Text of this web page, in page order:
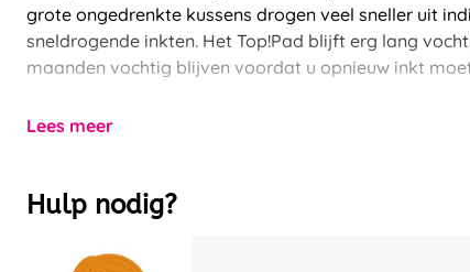
grote ongedrenkte kussens drogen veel sneller uit
sneldrogende inkten. Het Top!Pad blijft erg lang
maanden vochtig blijven voordat u opnieuw inkt
Lees meer
Hulp nodig?